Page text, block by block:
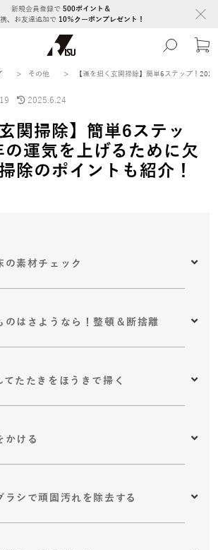
新規会員登録で 500ポイント＆
携、お友達追加で 10％クーポンプレゼント！
> その他 > 【運を招く玄関掃除】簡単6ステップ！
2025.6.24
関掃除】簡単6ステッ
運気を上げるために欠
除のポイントも紹介！
の素材チェック
のはさようなら！整頓＆断捨離
てたたきをほうきで掃く
かける
ラシで頑固汚れを除去する